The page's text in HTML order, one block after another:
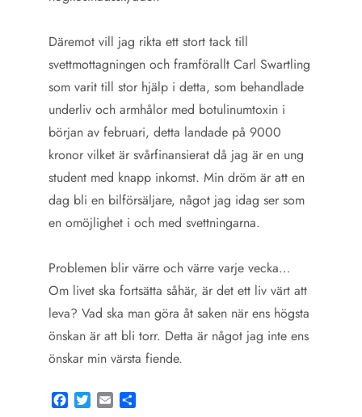
Däremot vill jag rikta ett stort tack till
svettmottagningen och framförallt Carl Swartling
som varit till stor hjälp i detta, som behandlade
underliv och armhålor med botulinumtoxin i
början av februari, detta landade på 9000
kronor vilket är svårfinansierat då jag är en ung
student med knapp inkomst. Min dröm är att en
dag bli en bilförsäljare, något jag idag ser som
en omöjlighet i och med svettningarna.
Problemen blir värre och värre varje vecka…
Om livet ska fortsätta såhär, är det ett liv värt att
leva? Vad ska man göra åt saken när ens högsta
önskan är att bli torr. Detta är något jag inte ens
önskar min värsta fiende.
Facebook
TwitterEmail